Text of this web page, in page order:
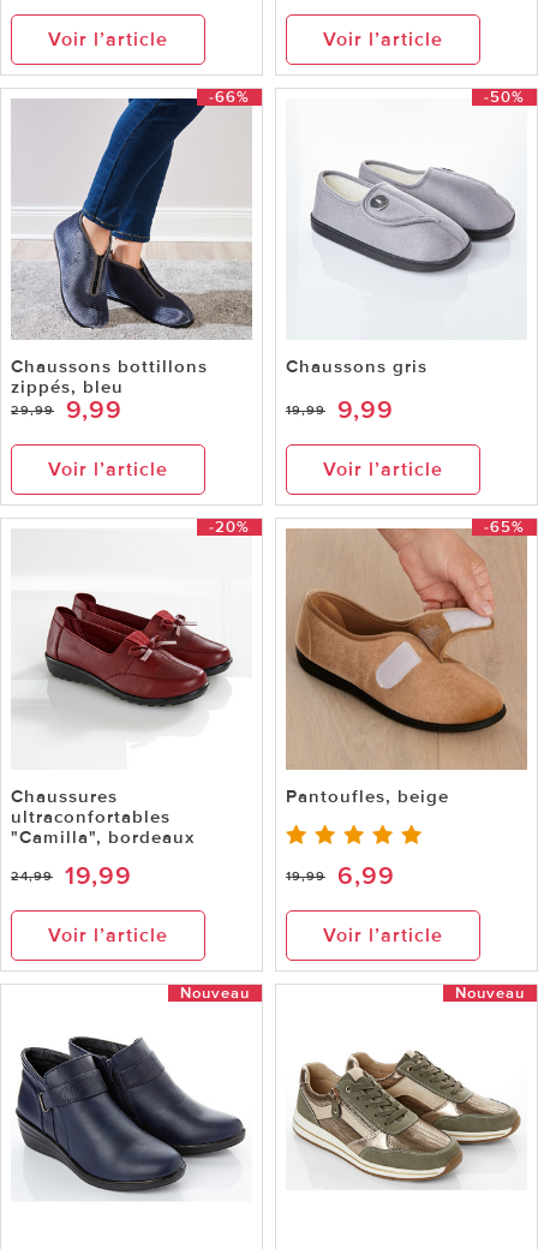
Voir l’article Voir l’article
-66%
Chaussons bottillons
zippés, bleu
29,99 9,99
Voir l’article
-50%
Chaussons gris
19,99 9,99
Voir l’article
-20%
Chaussures
ultraconfortables
"Camilla", bordeaux
24,99 19,99
Voir l’article
-65%
Pantoufles, beige
19,99 6,99
Voir l’article
Nouveau Nouveau